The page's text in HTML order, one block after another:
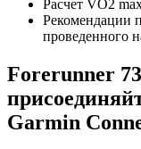
Расчет VO2
Рекомендации
проведенного
Forerunner
Garmin